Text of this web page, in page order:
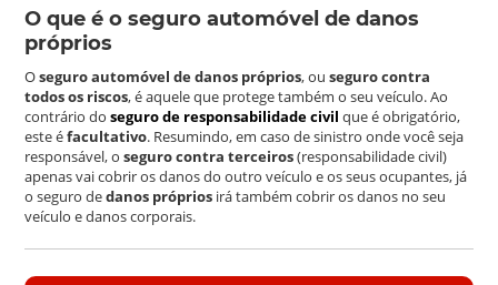
O que é o seguro automóvel de danos
próprios
Oseguro automóvel de danos próprios, ouseguro contra
todos os riscos, é aquele que protege também o seu veículo. Ao
contrário doseguro de responsabilidade civil que é obrigatório,
este éfacultativo. Resumindo, em caso de sinistro onde você seja
responsável, oseguro contra terceiros(responsabilidade civil)
apenas vai cobrir os danos do outro veículo e os seus ocupantes, já
o seguro dedanos próprios irá também cobrir os danos no seu
veículo e danos corporais.
k